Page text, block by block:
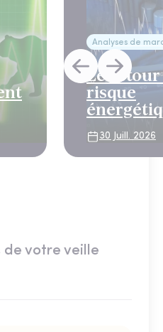
Analyses de
Le
risque
bouscule
scénario
30 Juill. 2026
de votre veille